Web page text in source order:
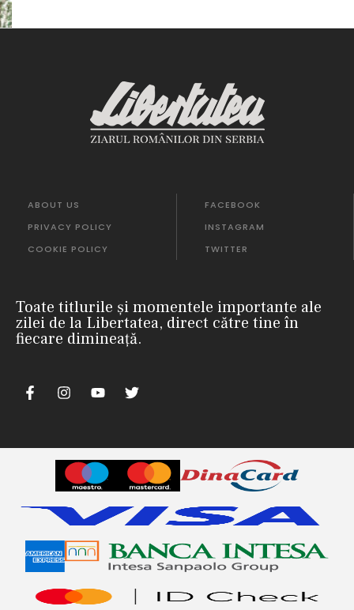
ABOUT US
PRIVACY POLICY
COOKIE POLICY
FACEBOOK
INSTAGRAM
TWITTER
Toate titlurile și momentele importante ale
zilei de la Libertatea, direct către tine în
fiecare dimineață.